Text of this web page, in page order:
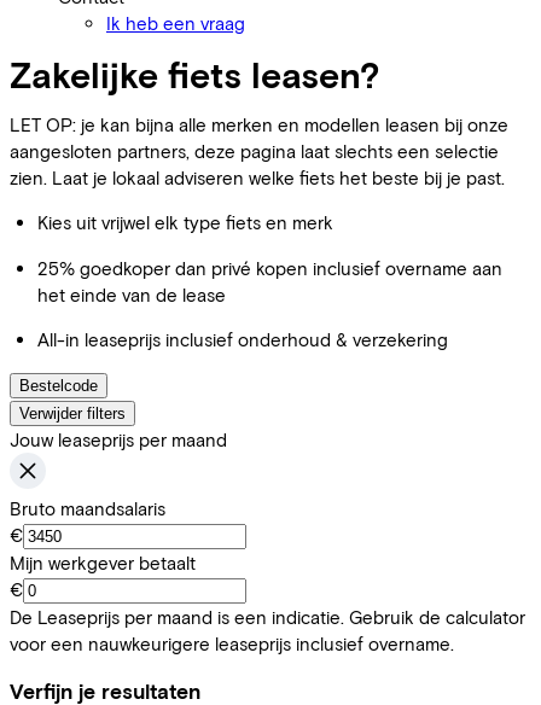
Ik heb een vraag
Zakelijke fiets leasen?
LET OP: je kan bijna alle merken en modellen leasen bij onze
aangesloten partners, deze pagina laat slechts een selectie
zien. Laat je lokaal adviseren welke fiets het beste bij je past.
Kies uit vrijwel elk type fiets en merk
25% goedkoper dan privé kopen inclusief overname aan
het einde van de lease
All-in leaseprijs inclusief onderhoud & verzekering
Bestelcode
Verwijder filters
Jouw leaseprijs per maand
Bruto maandsalaris
€
Mijn werkgever betaalt
€
De Leaseprijs per maand is een indicatie. Gebruik de calculator
voor een nauwkeurigere leaseprijs inclusief overname.
Verfijn je resultaten